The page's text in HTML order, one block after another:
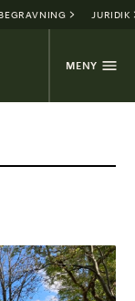
JURIDIK
MENY